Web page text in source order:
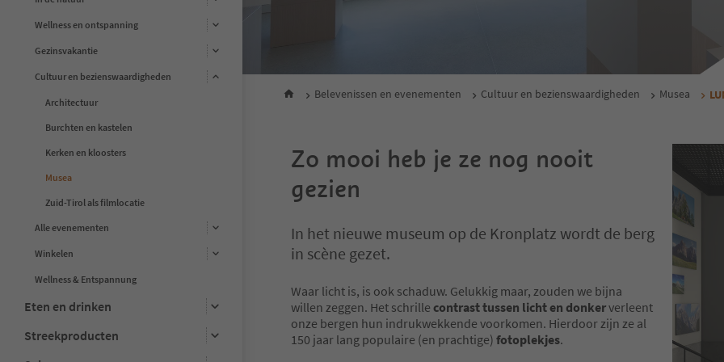
Wellness en ontspanning
Gezinsvakantie
Cultuur en bezienswaardigheden
Architectuur
Burchten en kastelen
Kerken en kloosters
Musea
Zuid-Tirol als filmlocatie
Alle evenementen
Winkelen
Wellness & Entspannung
Eten en drinken
Streekproducten
Belevenissen en evenementen Cultuur en bezienswaardigheden Musea
Zo mooi heb je ze nog nooit
gezien
In het nieuwe museum op de Kronplatz wordt de berg
in scène gezet.
Waar licht is, is ook schaduw. Gelukkig maar, zouden we bijna
willen zeggen. Het schrille contrast tussen licht en donkerverleent
onze bergen hun indrukwekkende voorkomen. Hierdoor zijn ze al
150 jaar lang populaire (en prachtige) fotoplekjes.